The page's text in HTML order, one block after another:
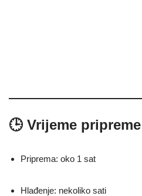
🕒 Vrijeme pripreme
Priprema: oko 1 sat
Hlađenje: nekoliko sati